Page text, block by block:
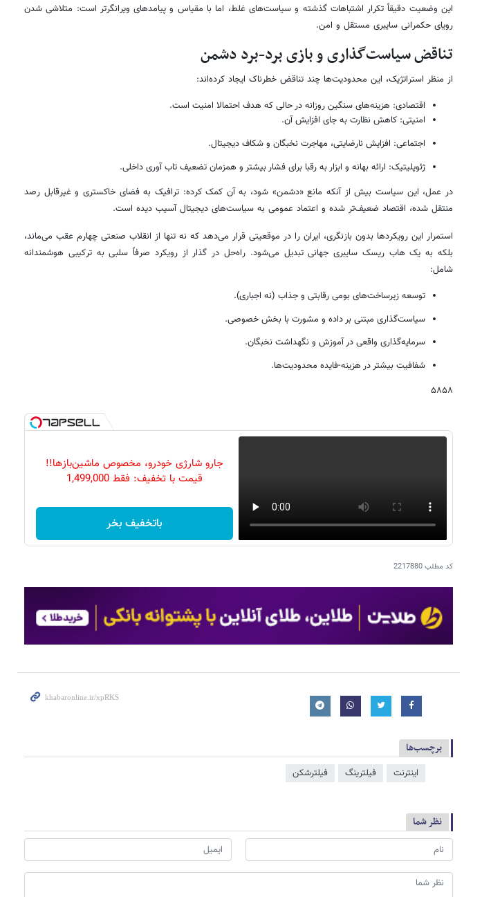
این وضعیت دقیقاً تکرار اشتباهات گذشته و سیاست‌های غلط، اما با مقیاس و پیامدهای ویرانگرتر است: متلاشی شدن
رویای حکمرانی سایبری مستقل و امن.
تناقض سیاست‌گذاری و بازی برد-برد دشمن
از منظر استراتژیک، این محدودیت‌ها چند تناقض خطرناک ایجاد کرده‌اند:
اقتصادی: هزینه‌های سنگین روزانه در حالی که هدف احتمالا امنیت است.
امنیتی: کاهش نظارت به جای افزایش آن.
اجتماعی: افزایش نارضایتی، مهاجرت نخبگان و شکاف دیجیتال.
ژئوپلیتیک: ارائه بهانه و ابزار به رقبا برای فشار بیشتر و همزمان تضعیف تاب آوری داخلی.
در عمل، این سیاست بیش از آنکه مانع «دشمن» شود، به آن کمک کرده: ترافیک به فضای خاکستری و غیرقابل رصد
منتقل شده، اقتصاد ضعیف‌تر شده و اعتماد عمومی به سیاست‌های دیجیتال آسیب دیده است.
استمرار این رویکردها بدون بازنگری، ایران را در موقعیتی قرار می‌دهد که نه تنها از انقلاب صنعتی چهارم عقب می‌ماند،
بلکه به یک هاب ریسک سایبری جهانی تبدیل می‌شود. راه‌حل در گذار از رویکرد صرفاً سلبی به ترکیبی هوشمندانه
شامل:
توسعه زیرساخت‌های بومی رقابتی و جذاب (نه اجباری).
سیاست‌گذاری مبتنی بر داده و مشورت با بخش خصوصی.
سرمایه‌گذاری واقعی در آموزش و نگهداشت نخبگان.
شفافیت بیشتر در هزینه-فایده محدودیت‌ها.
۵۸۵۸
جارو شارژی خودرو، مخصوص ماشین‌باز‌ها!!
قیمت با تخفیف: فقط 1,499,000
باتخفیف بخر
کد مطلب2217880
برچسب‌ها
اینترنت فیلترینگ فیلترشکن
نظر شما